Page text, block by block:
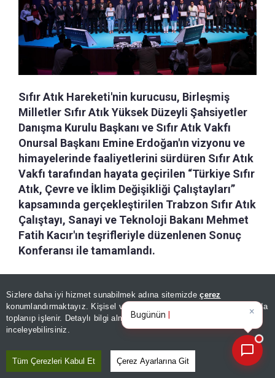
Sizlere daha iyi hizmet sunabilmek adına sitemizdeçerez
konumlandırmaktayız. Kişisel verileriniz, KVKK ve GDPR kapsamında
toplanıp işlenir. Detaylı bilgi almak içinAydınlatma Metnimizi
inceleyebilirsiniz.
Tüm Çerezleri Kabul Et Çerez Ayarlarına Git
Sıfır Atık Hareketi'nin kurucusu, Birleşmiş
Milletler Sıfır Atık Yüksek Düzeyli Şahsiyetler
Danışma Kurulu Başkanı ve Sıfır Atık Vakfı
Onursal Başkanı Emine Erdoğan'ın vizyonu ve
himayelerinde faaliyetlerini sürdüren Sıfır Atık
Vakfı tarafından hayata geçirilen “Türkiye Sıfır
Atık, Çevre ve İklim Değişikliği Çalıştayları”
kapsamında gerçekleştirilen Trabzon Sıfır Atık
Çalıştayı, Sanayi ve Teknoloji Bakanı Mehmet
Fatih Kacır'ın teşrifleriyle düzenlenen Sonuç
Konferansı ile tamamlandı.
ÖMER FARUK
Sıfır Atık Vakfı koordinasyonunda
Trabzon Büyükşehir Belediyesi,
Trabzon Çevre, Şehircilik ve İklim
×
Bugünün öne çıkan manşetleri
ve gelişmeleri neler?